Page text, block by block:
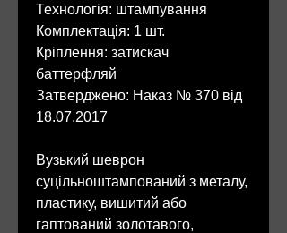
Технологія: штампування
Комплектація: 1 шт.
Кріплення: затискач
баттерфляй
Затверджено: Наказ № 370 від
18.07.2017
Вузький шеврон
суцільноштампований з металу,
пластику, вишитий або
гаптований золотавого,